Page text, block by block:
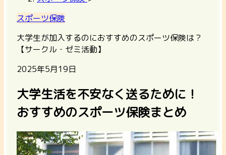
スポーツ保険
大学生が加入するのにおすすめのスポーツ保険は？
【サークル・ゼミ活動】
2025年5月19日
大学生活を不安なく送るために！
おすすめのスポーツ保険まとめ